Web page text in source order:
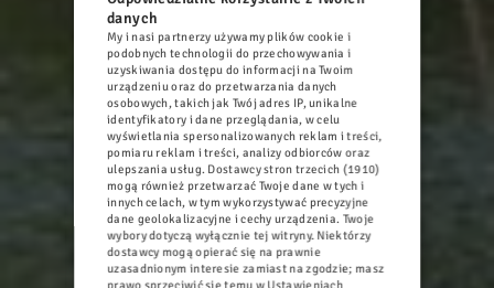
POLISH
ENGLISH
CZECH
danych
My i nasi partnerzy używamy plików cookie i
podobnych technologii do przechowywania i
uzyskiwania dostępu do informacji na Twoim
urządzeniu oraz do przetwarzania danych
osobowych, takich jak Twój adres IP, unikalne
identyfikatory i dane przeglądania, w celu
wyświetlania spersonalizowanych reklam i treści,
pomiaru reklam i treści, analizy odbiorców oraz
ulepszania usług. Dostawcy stron trzecich (1910)
mogą również przetwarzać Twoje dane w tych i
innych celach, w tym wykorzystywać precyzyjne
dane geolokalizacyjne i cechy urządzenia. Twoje
wybory dotyczą wyłącznie tej witryny. Niektórzy
dostawcy mogą opierać się na prawnie
uzasadnionym interesie zamiast na zgodzie; masz
prawo sprzeciwić się temu w Ustawieniach